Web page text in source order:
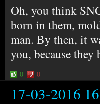
Oh, you think
born in them,
man. By then, it
you, because
0 0
17-03-2016